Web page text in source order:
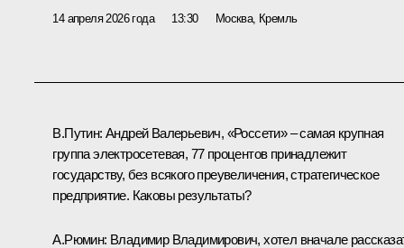
14 апреля 2026 года 13:30 Москва, Кремль
В.Путин: Андрей Валерьевич, «Россети» – самая крупная
группа электросетевая, 77 процентов принадлежит
государству, без всякого преувеличения, стратегическое
предприятие. Каковы результаты?
А.Рюмин: Владимир Владимирович, хотел вначале